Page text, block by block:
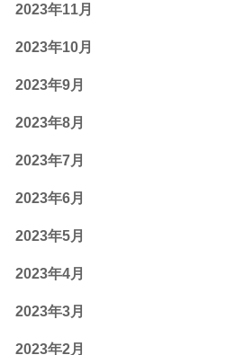
2023年11月
2023年10月
2023年9月
2023年8月
2023年7月
2023年6月
2023年5月
2023年4月
2023年3月
2023年2月